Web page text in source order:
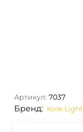
Артикул: 7037
Бренд: Kink Light